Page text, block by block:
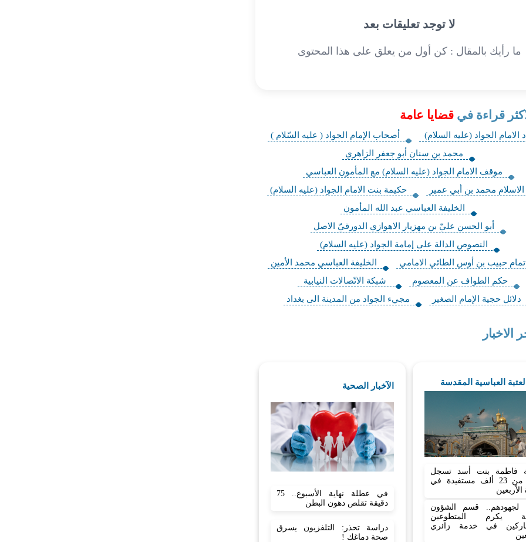
لا توجد تعليقات بعد
ما رأيك بالمقال : كن أول من يعلق على هذا المحتوى
قراءة في قضايا عامة
الامام الجواد (عليه السلام)
أصحاب الإمام الجواد ( عليه السّلام )
محمد بن سنان أبو جعفر الزاهري
موقف الامام الجواد (عليه السلام) مع المأمون العباسي
الاسلام محمد بن أبي عمير
حكيمة بنت الامام الجواد (عليه السلام)
الخليفة العباسي عبد الله المأمون
أبو الحسن عليّ بن مهزيار الاهوازي الدورقيّ الاصل
النصوص الدالة على إمامة الجواد (عليه السلام)
تمام حبيب بن أوس الطائي الامامي
الخليفة العباسي محمد الأمين
حكم الطواف عن المعصوم
شبكة الاتّصالات النيابية
دلائل حجية الإمام الصغير
مجيء الجواد من المدينة الى بغداد
الاخبار
العباسية المقدسة
فاطمة بنت أسد تسجل
أكثر من 23 ألف مستفيدة في
الأربعين
لجهودهم.. قسم الشؤون
يكرم المتطوعين
في خدمة زائري
الآخبار الصحية
في عطلة نهاية الأسبوع.. 75
دقيقة تقلص دهون البطن
دراسة تحذر: التلفزيون يسرق
صحة دماغك !